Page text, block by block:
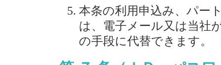
本条の利用申込み、パー
は、電子メール又は当社
の手段に代替できます。